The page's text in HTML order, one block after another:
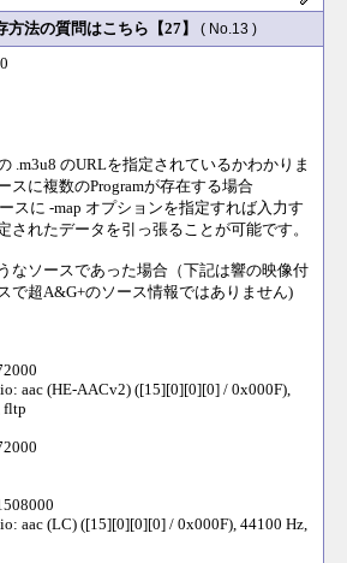
方法の質問はこちら【27】 ( No.13 )
.m3u8 のURLを指定されているかわかりま
スに複数のProgramが存在する場合
スに -map オプションを指定すれば入力す
されたデータを引っ張ることが可能です。
なソースであった場合（下記は響の映像付
で超A&G+のソース情報ではありません)
aac (HE-AACv2) ([15][0][0][0] / 0x000F),
fltp
aac (LC) ([15][0][0][0] / 0x000F), 44100 Hz,